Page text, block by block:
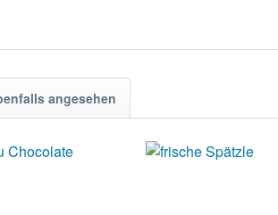
angesehen